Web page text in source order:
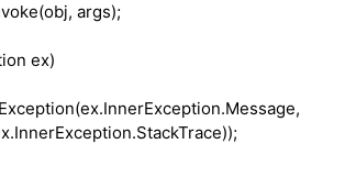
args);
ex)
Exception(ex.InnerException.Message,